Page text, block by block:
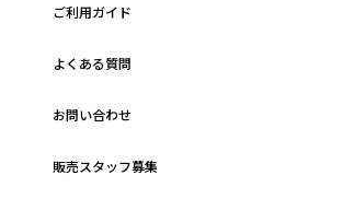
ご利用ガイド
よくある質問
お問い合わせ
販売スタッフ募集